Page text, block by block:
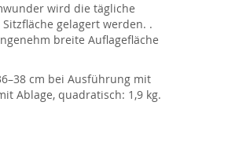
wird die tägliche
gelagert werden. .
breite Auflagefläche
cm bei Ausführung mit
Ablage, quadratisch: 1,9 kg.